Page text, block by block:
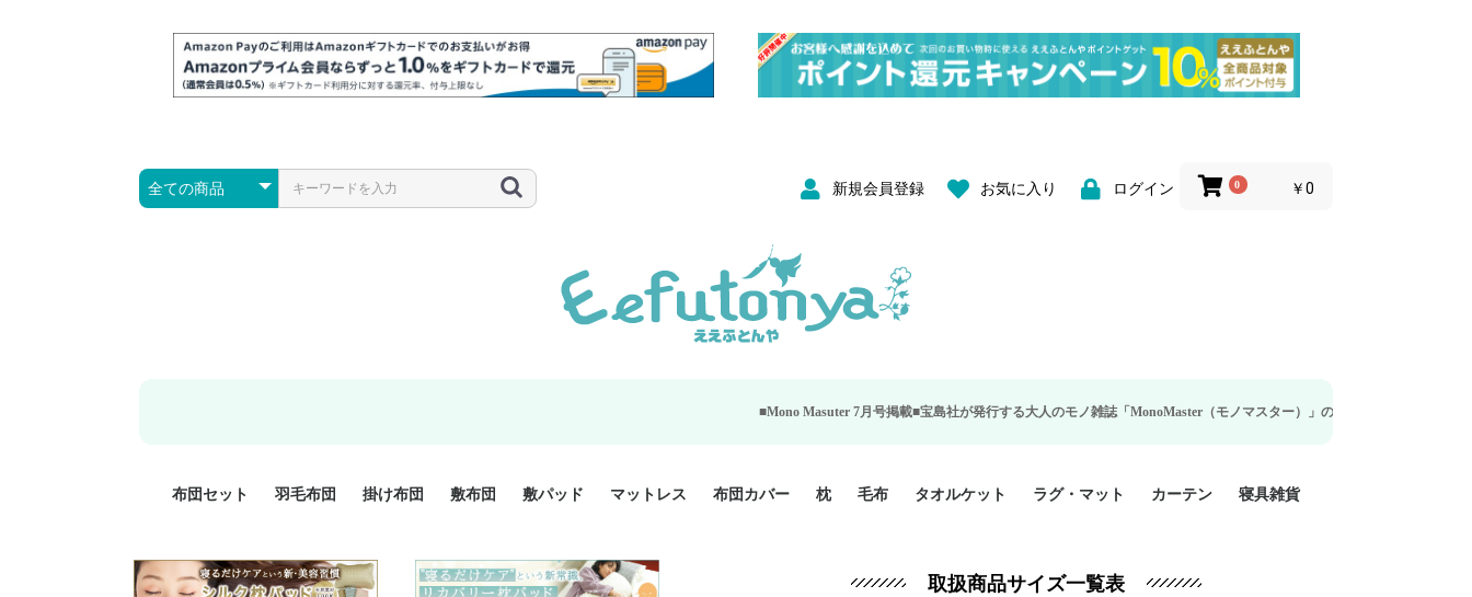
新規会員登録 お気に入り ログイン 0 ￥0
■Mono Masuter 7月号掲載■宝島社が発行する大人のモノ雑誌「MonoMaster（モノマスター）」の疲労回復・睡眠の向上特集に当
布団セット
羽毛布団セット 2点セット
3点セット
4点セット
5点セット
6点セット
エクセルゴールド
ロイヤルゴールド
マザーダックダウン
小さい布団セット
大きい布団セット
掛け布団セット 2点セット
3点セット
4点セット
6点セット
敷布団セット 2点セット
3点セット
羽毛布団
プレミアムゴールド
ロイヤルゴールド
エクセルゴールド
ニューゴールド
マザーダックダウン
マザーグースダウン
スーパーロングサイズ
洗える羽毛布団
肌掛け布団
掛け布団
防ダニ掛け布団
洗える掛け布団
小さい掛け布団
大きい掛け布団
肌掛け布団
敷布団
防ダニ敷布団
小さい敷布団
大きい敷布団
機能性敷布団
敷パッド
シングルサイズ敷パッド
小さい敷パッド
大きい敷パッド
シルク敷パッド
枕パッド
シルク枕パッド
除湿シート
接触冷感パッド
暖かパッド
ガーゼケット
オーガニックコットン
ベッドパッド
パッドセット
マットレス 布団カバー
カバー
ー
バー
ー
バー
ツ
ツ
枕 毛布 タオルケット ラグ・マット カーテン
ン
ン
テン (SNOOPY スヌーピ
寝具雑貨
取扱商品サイズ一覧表